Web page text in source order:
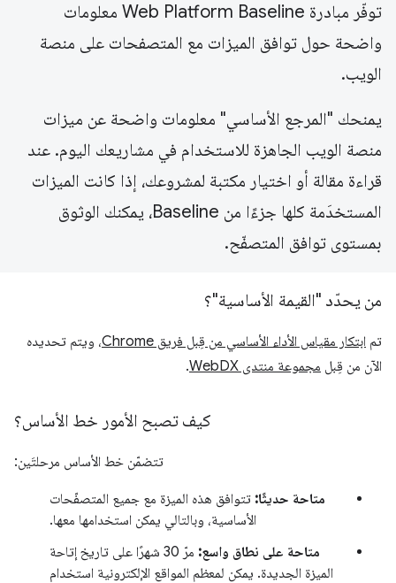
توفّر مبادرة Web Platform Baseline معلومات
واضحة حول توافق الميزات مع المتصفحات على منصة
الويب.
يمنحك "المرجع الأساسي" معلومات واضحة عن ميزات
منصة الويب الجاهزة للاستخدام في مشاريعك اليوم. عند
قراءة مقالة أو اختيار مكتبة لمشروعك، إذا كانت الميزات
المستخدَمة كلها جزءًا من Baseline، يمكنك الوثوق
بمستوى توافق المتصفّح.
من يحدّد "القيمة الأساسية"؟
تم ابتكار مقياس الأداء الأساسي من قِبل فريق Chrome
، ويتم تحديده
الآن من قِبل مجموعة منتدى WebDX .
كيف تصبح الأمور خط الأساس؟
تتضمّن خط الأساس مرحلتَين:
متاحة حديثًا: تتوافق هذه الميزة مع جميع المتصفّحات
الأساسية، وبالتالي يمكن استخدامها معها.
متاحة على نطاق واسع:
مرّ 30 شهرًا على تاريخ إتاحة
الميزة الجديدة. يمكن لمعظم المواقع الإلكترونية استخدام